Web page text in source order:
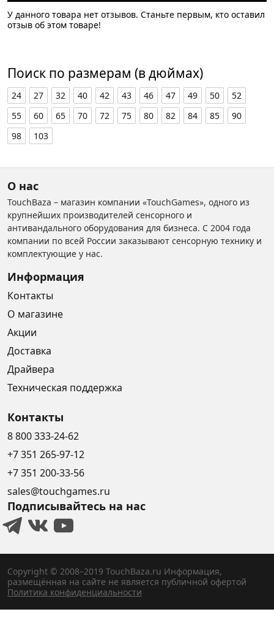
У данного товара нет отзывов. Станьте первым, кто оставил
отзыв об этом товаре!
Поиск по размерам (в дюймах)
24 27 32 40 42 43 46 47 49 50
52
55
60 65 70 72 75 80 82 84 85
90
98
103
О нас
TouchBaza – магазин компании «TouchGames», одного из
крупнейших производителей сенсорного и
антивандального оборудования для бизнеса. С 2004 года
компании по всей России заказывают сенсорную технику и
комплектующие у нас.
Информация
Контакты
О магазине
Акции
Доставка
Драйвера
Техническая поддержка
Контакты
8 800 333-24-62
+7 351 265-97-12
+7 351 200-33-56
sales@touchgames.ru
Подписывайтесь на нас
Copyright © 2008–2019 TouchBaza.ru Информация,
размещённая на сайте не является публичной офертой
Политика конфиденциальности